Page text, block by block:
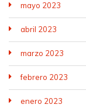
mayo 2023
abril 2023
marzo 2023
febrero 2023
enero 2023